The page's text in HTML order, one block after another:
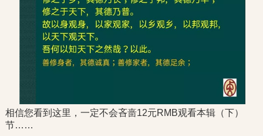
相信您看到这里，一定不会吝啬12元RMB观看本辑（下）
节……